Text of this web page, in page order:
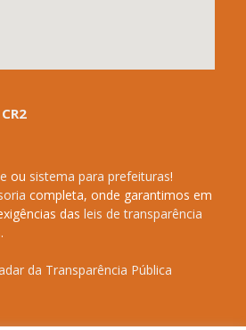
ou sistema para prefeituras!
completa, onde garantimos em
das leis de transparência
da Transparência Pública